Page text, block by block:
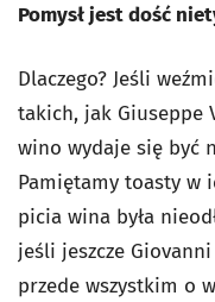
Pomysł jest dość
Dlaczego? Jeśli
takich, jak Giuseppe
wino wydaje się być
Pamiętamy toasty w
picia wina była
jeśli jeszcze
przede wszystkim o